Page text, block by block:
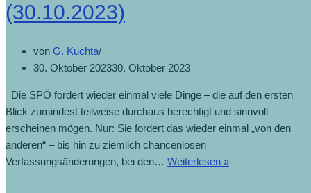
(30.10.2023)
von G. Kuchta
30. Oktober 202330. Oktober 2023
Die SPÖ fordert wieder einmal viele Dinge – die auf den ersten
Blick zumindest teilweise durchaus berechtigt und sinnvoll
erscheinen mögen. Nur: Sie fordert das wieder einmal „von den
anderen“ – bis hin zu ziemlich chancenlosen
Verfassungsänderungen, bei den… Weiterlesen »